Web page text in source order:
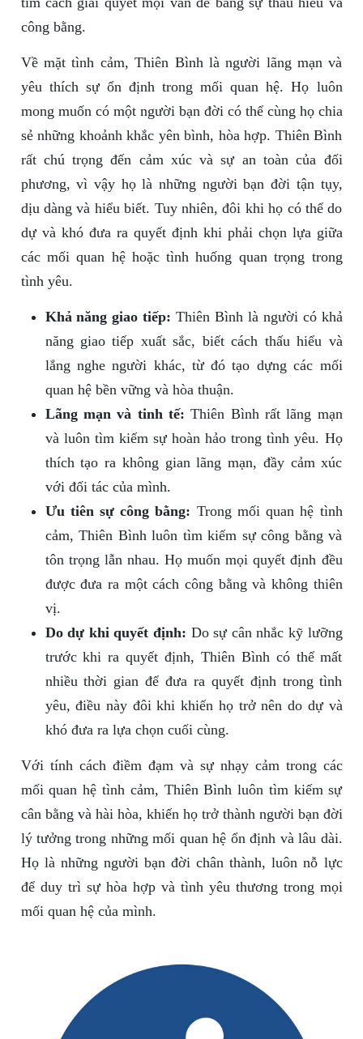
công bằng.
Về mặt tình cảm, Thiên Bình là người lãng mạn và
yêu thích sự ổn định trong mối quan hệ. Họ luôn
mong muốn có một người bạn đời có thể cùng họ chia
sẻ những khoảnh khắc yên bình, hòa hợp. Thiên Bình
rất chú trọng đến cảm xúc và sự an toàn của đối
phương, vì vậy họ là những người bạn đời tận tụy,
dịu dàng và hiểu biết. Tuy nhiên, đôi khi họ có thể do
dự và khó đưa ra quyết định khi phải chọn lựa giữa
các mối quan hệ hoặc tình huống quan trọng trong
tình yêu.
Khả năng giao tiếp: Thiên Bình là người có khả
năng giao tiếp xuất sắc, biết cách thấu hiểu và
lắng nghe người khác, từ đó tạo dựng các mối
quan hệ bền vững và hòa thuận.
Lãng mạn và tinh tế: Thiên Bình rất lãng mạn
và luôn tìm kiếm sự hoàn hảo trong tình yêu. Họ
thích tạo ra không gian lãng mạn, đầy cảm xúc
với đối tác của mình.
Ưu tiên sự công bằng: Trong mối quan hệ tình
cảm, Thiên Bình luôn tìm kiếm sự công bằng và
tôn trọng lẫn nhau. Họ muốn mọi quyết định đều
được đưa ra một cách công bằng và không thiên
vị.
Do dự khi quyết định: Do sự cân nhắc kỹ lưỡng
trước khi ra quyết định, Thiên Bình có thể mất
nhiều thời gian để đưa ra quyết định trong tình
yêu, điều này đôi khi khiến họ trở nên do dự và
khó đưa ra lựa chọn cuối cùng.
Với tính cách điềm đạm và sự nhạy cảm trong các
mối quan hệ tình cảm, Thiên Bình luôn tìm kiếm sự
cân bằng và hài hòa, khiến họ trở thành người bạn đời
lý tưởng trong những mối quan hệ ổn định và lâu dài.
Họ là những người bạn đời chân thành, luôn nỗ lực
để duy trì sự hòa hợp và tình yêu thương trong mọi
mối quan hệ của mình.